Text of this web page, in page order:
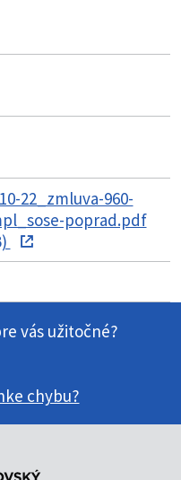
22_zmluva-960-
poprad.pdf
vás užitočné?
chybu?